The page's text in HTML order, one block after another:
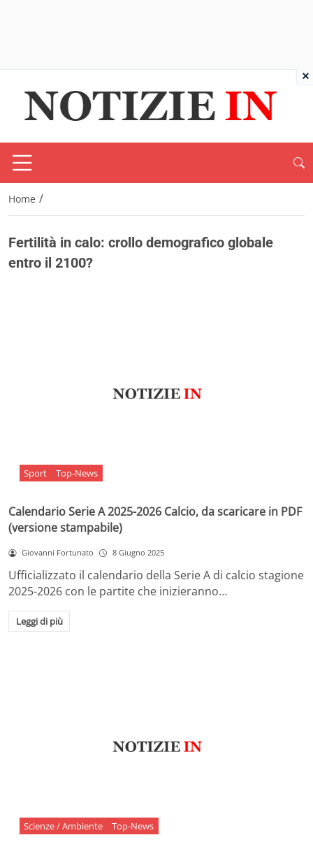
Home /
Fertilità in calo: crollo demografico globale
entro il 2100?
Sport Top-News
Calendario Serie A 2025-2026 Calcio, da scaricare in PDF
(versione stampabile)
Giovanni Fortunato 8 Giugno 2025
Ufficializzato il calendario della Serie A di calcio stagione
2025-2026 con le partite che inizieranno…
Leggi di più
Scienze / Ambiente Top-News
×